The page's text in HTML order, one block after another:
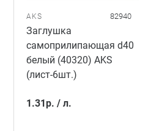
AKS 82940
Заглушка
самоприлипающая d40
белый (40320) AKS
(лист-6шт.)
1.31р. / л.